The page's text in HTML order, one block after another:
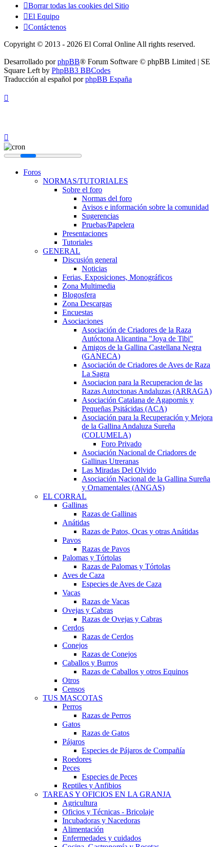
Borrar todas las cookies del Sitio
El Equipo
Contáctenos
Copyright © 2013 - 2026 El Corral Online All rights reserved.
Desarrollado porphpBB® Forum Software © phpBB Limited | SE
Square Left by PhpBB3 BBCodes
Traducción al español porphpBB España
Foros
NORMAS/TUTORIALES
Sobre el foro
Normas del foro
Avisos e información sobre la comunidad
Sugerencias
Pruebas/Papelera
Presentaciones
Tutoriales
GENERAL
Discusión general
Noticias
Ferias, Exposiciones, Monográficos
Zona Multimedia
Blogosfera
Zona Descargas
Encuestas
Asociaciones
Asociación de Criadores de la Raza
Autóctona Alicantina "Joya de Tibi"
Amigos de la Gallina Castellana Negra
(GANECA)
Asociación de Criadores de Aves de Raza
La Sagra
Asociacion para la Recuperacion de las
Razas Autoctonas Andaluzas (ARRAGA)
Asociación Catalana de Agapornis y
Pequeñas Psitácidas (ACA)
Asociación para la Recuperación y Mejora
de la Gallina Andaluza Sureña
(COLUMELA)
Foro Privado
Asociación Nacional de Criadores de
Gallinas Utreranas
Las Miradas Del Olvido
Asociación Nacional de la Gallina Sureña
y Ornamentales (ANGAS)
EL CORRAL
Gallinas
Razas de Gallinas
Anátidas
Razas de Patos, Ocas y otras Anátidas
Pavos
Razas de Pavos
Palomas y Tórtolas
Razas de Palomas y Tórtolas
Aves de Caza
Especies de Aves de Caza
Vacas
Razas de Vacas
Ovejas y Cabras
Razas de Ovejas y Cabras
Cerdos
Razas de Cerdos
Conejos
Razas de Conejos
Caballos y Burros
Razas de Caballos y otros Equinos
Otros
Censos
TUS MASCOTAS
Perros
Razas de Perros
Gatos
Razas de Gatos
Pájaros
Especies de Pájaros de Compañía
Roedores
Peces
Especies de Peces
Reptiles y Anfibios
TAREAS Y OFICIOS EN LA GRANJA
Agricultura
Oficios y Técnicas - Bricolaje
Incubadoras y Nacedoras
Alimentación
Enfermedades y cuidados